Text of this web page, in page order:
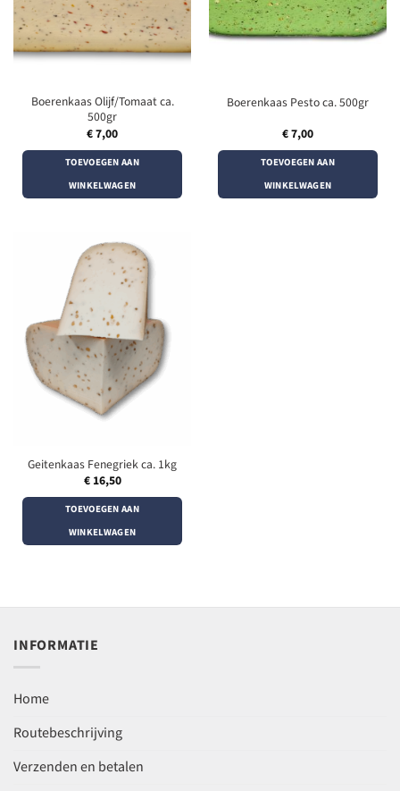
Boerenkaas Olijf/Tomaat ca.
500gr
€7,00
TOEVOEGEN AAN
WINKELWAGEN
Boerenkaas Pesto ca. 500gr
€7,00
TOEVOEGEN AAN
WINKELWAGEN
Geitenkaas Fenegriek ca. 1kg
€16,50
TOEVOEGEN AAN
WINKELWAGEN
INFORMATIE
Home
Routebeschrijving
Verzenden en betalen